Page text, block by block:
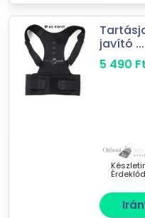
javító ...
5 490 Ft